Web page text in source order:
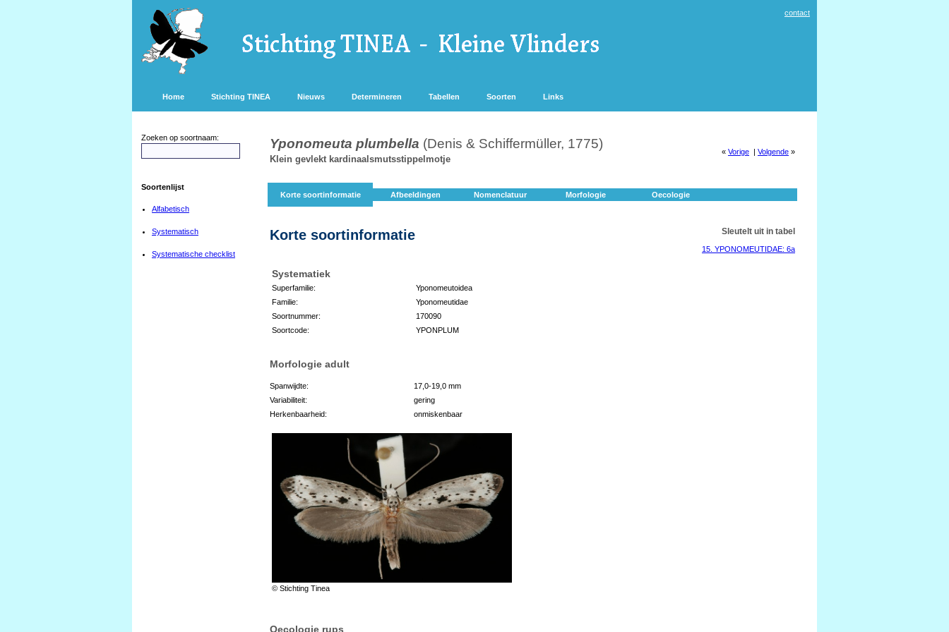
contact
Home Stichting TINEA Nieuws Determineren Tabellen Soorten Links
Zoeken op soortnaam:
Soortenlijst
Alfabetisch
Systematisch
Systematische checklist
Yponomeuta plumbella (Denis & Schiffermüller, 1775)
Klein gevlekt kardinaalsmutsstippelmotje
« Vorige | Volgende »
Korte soortinformatie Afbeeldingen Nomenclatuur Morfologie Oecologie
Korte soortinformatie
Systematiek
Superfamilie:
Yponomeutoidea
Familie:
Yponomeutidae
Soortnummer:
170090
Soortcode:
YPONPLUM
Sleutelt uit in tabel
15. YPONOMEUTIDAE: 6a
Morfologie adult
Spanwijdte:
17,0-19,0 mm
Variabiliteit:
gering
Herkenbaarheid:
onmiskenbaar
© Stichting Tinea
Oecologie rups